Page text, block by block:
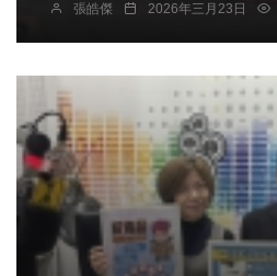
張皓傑 2026年三月23日